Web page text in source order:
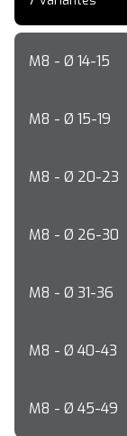
M8 - Ø 14-15
M8 - Ø 15-19
M8 - Ø 20-23
M8 - Ø 26-30
M8 - Ø 31-36
M8 - Ø 40-43
M8 - Ø 45-49